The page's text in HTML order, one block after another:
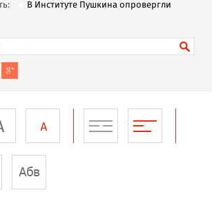
В Институте Пушкина опровергли